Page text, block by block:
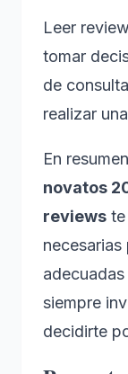
Leer
tomar
de
realizar
En
novatos
reviews
siempre
decidirte